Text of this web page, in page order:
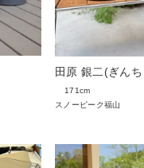
田原 銀二(ぎん
171cm
スノーピーク福山